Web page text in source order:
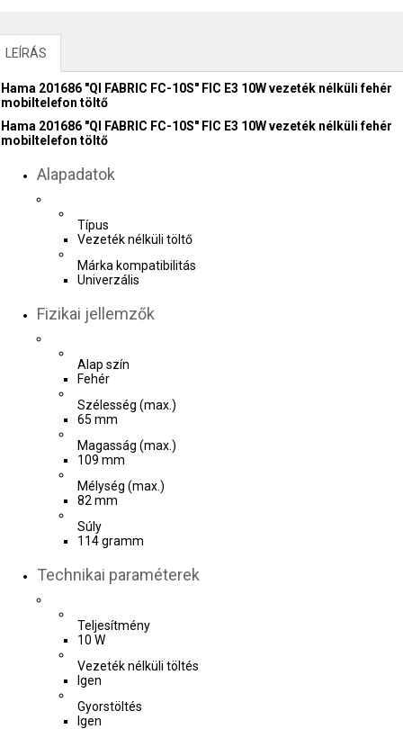
LEÍRÁS
Hama 201686 "QI FABRIC FC-10S" FIC E3 10W vezeték nélküli fehér
mobiltelefon töltő
Hama 201686 "QI FABRIC FC-10S" FIC E3 10W vezeték nélküli fehér
mobiltelefon töltő
Alapadatok
Típus
Vezeték nélküli töltő
Márka kompatibilitás
Univerzális
Fizikai jellemzők
Alap szín
Fehér
Szélesség (max.)
65 mm
Magasság (max.)
109 mm
Mélység (max.)
82 mm
Súly
114 gramm
Technikai paraméterek
Teljesítmény
10 W
Vezeték nélküli töltés
Igen
Gyorstöltés
Igen